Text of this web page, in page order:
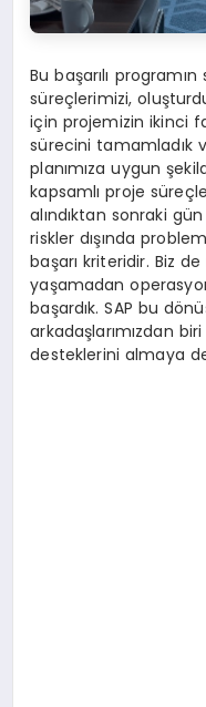
Bu başarılı
süreçlerimizi,
için projemizin ikinci
sürecini tamamladık
planımıza uygun
kapsamlı proje
alındıktan sonraki
riskler dışında
başarı kriteridir. Biz
yaşamadan
başardık. SAP bu
arkadaşlarımızdan
desteklerini almaya